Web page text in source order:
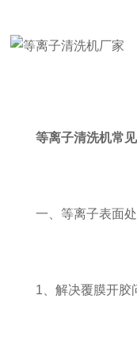
等离子清洗机常
一、等离子表面处
1、解决覆膜开胶